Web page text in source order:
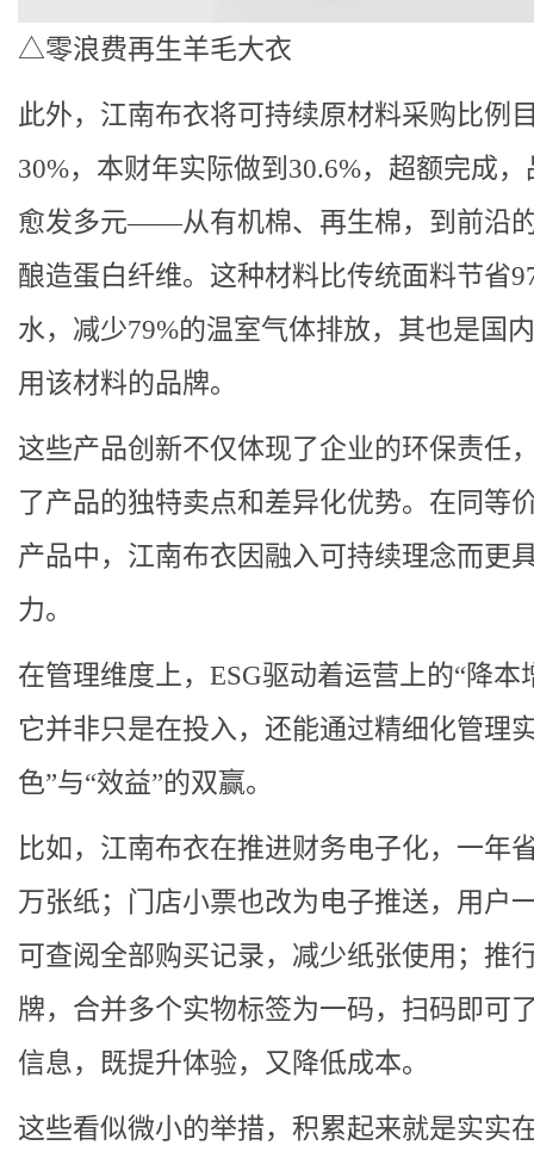
△零浪费再生羊毛大衣
此外，江南布衣将可持续原材料采购比例
30%，本财年实际做到30.6%，超额完成，
愈发多元——从有机棉、再生棉，到前沿
酿造蛋白纤维。这种材料比传统面料节省
水，减少79%的温室气体排放，其也是国
用该材料的品牌。
这些产品创新不仅体现了企业的环保责任
了产品的独特卖点和差异化优势。在同等
产品中，江南布衣因融入可持续理念而更
力。
在管理维度上，ESG驱动着运营上的“降本
它并非只是在投入，还能通过精细化管理
色”与“效益”的双赢。
比如，江南布衣在推进财务电子化，一年
万张纸；门店小票也改为电子推送，用户
可查阅全部购买记录，减少纸张使用；推
牌，合并多个实物标签为一码，扫码即可
信息，既提升体验，又降低成本。
这些看似微小的举措，积累起来就是实实